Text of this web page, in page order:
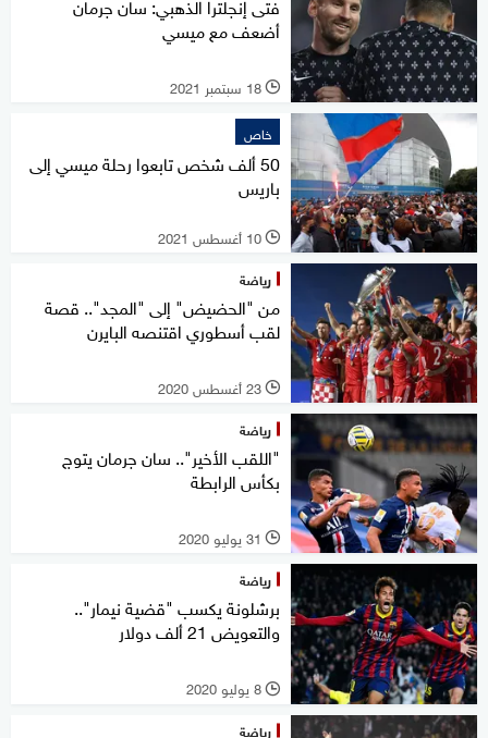
أضعف مع ميسي
l 18 سبتمبر 2021
خاص
50 ألف شخص تابعوا رحلة ميسي إلى
باريس
l 10 أغسطس 2021
رياضة
من "الحضيض" إلى "المجد".. قصة
لقب أسطوري اقتنصه البايرن
l 23 أغسطس 2020
رياضة
"اللقب الأخير".. سان جرمان يتوج
بكأس الرابطة
l 31 يوليو 2020
رياضة
برشلونة يكسب "قضية نيمار"..
والتعويض 21 ألف دولار
l 8 يوليو 2020
رياضة